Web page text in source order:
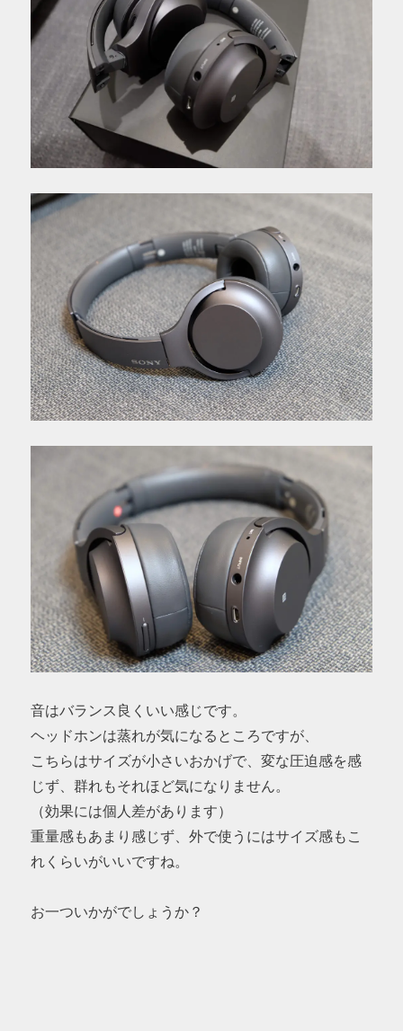
音はバランス良くいい感じです。
ヘッドホンは蒸れが気になるところですが、
こちらはサイズが小さいおかげで、変な圧迫感を感
じず、群れもそれほど気になりません。
（効果には個人差があります）
重量感もあまり感じず、外で使うにはサイズ感もこ
れくらいがいいですね。
お一ついかがでしょうか？